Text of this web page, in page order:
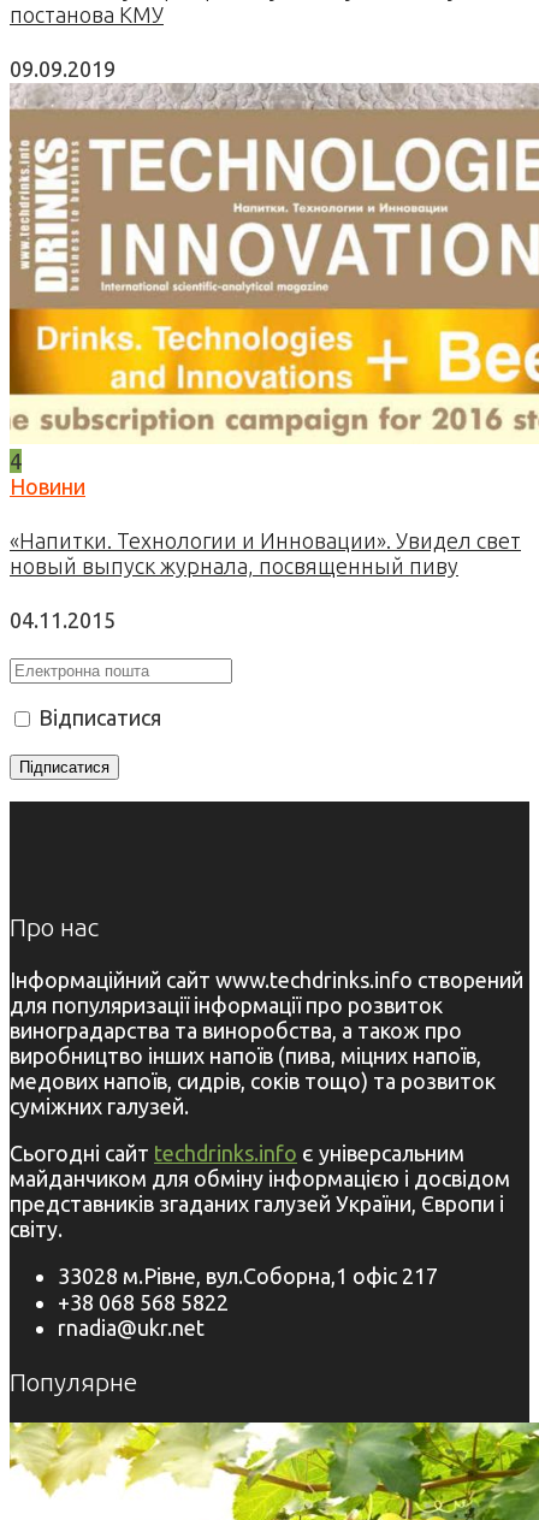
постанова КМУ
09.09.2019
4
Новини
«Напитки. Технологии и Инновации». Увидел свет
новый выпуск журнала, посвященный пиву
04.11.2015
Відписатися
Про нас
Інформаційний сайт www.techdrinks.info створений
для популяризації інформації про розвиток
виноградарства та виноробства, а також про
виробництво інших напоїв (пива, міцних напоїв,
медових напоїв, сидрів, соків тощо) та розвиток
суміжних галузей.
Сьогодні сайт techdrinks.info є універсальним
майданчиком для обміну інформацією і досвідом
представників згаданих галузей України, Європи і
світу.
33028 м.Рівне, вул.Соборна,1 офіс 217
+38 068 568 5822
rnadia@ukr.net
Популярне